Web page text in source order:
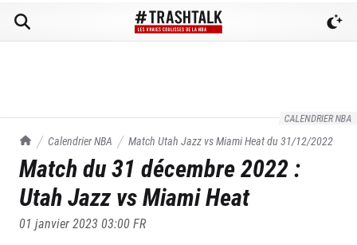
CALENDRIER NBA
TrashTalk Actu NBA
Calendrier NBA Match Utah Jazz vsMiami Heatdu31/12/2022
Match du31 décembre 2022:
Utah Jazz vsMiami Heat
01 janvier 2023 03:00FR